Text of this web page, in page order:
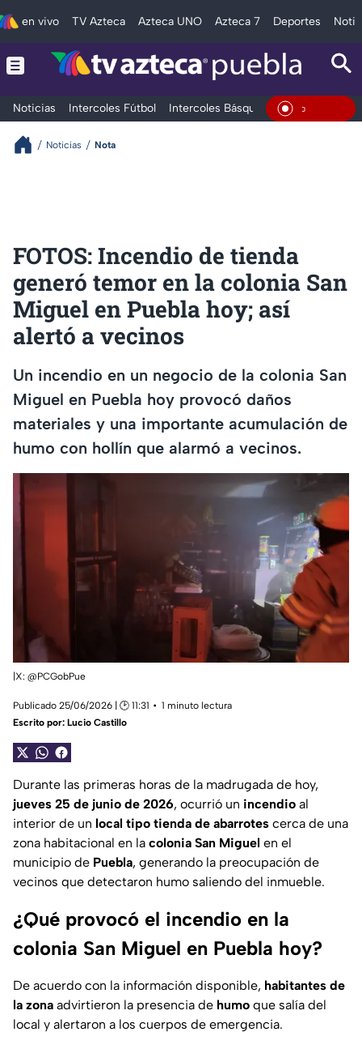
en vivo TV Azteca Azteca UNO Azteca 7 Deportes
Noticias Intercoles Fútbol Intercoles Básquetbol DeportesEn Vivo
Noticias Nota
FOTOS: Incendio de tienda
generó temor en la colonia San
Miguel en Puebla hoy; así
alertó a vecinos
Un incendio en un negocio de la colonia San
Miguel en Puebla hoy provocó daños
materiales y una importante acumulación de
humo con hollín que alarmó a vecinos.
|X: @PCGobPue
Publicado 25/06/2026 | 🕑 11:31
1 minuto lectura
Escrito por: Lucio Castillo
Durante las primeras horas de la madrugada de hoy,
jueves 25 de junio de 2026, ocurrió un incendio al
interior de un local tipo tienda de abarrotes cerca de una
zona habitacional en la colonia San Miguel en el
municipio de Puebla, generando la preocupación de
vecinos que detectaron humo saliendo del inmueble.
¿Qué provocó el incendio en la
colonia San Miguel en Puebla hoy?
De acuerdo con la información disponible, habitantes de
la zona advirtieron la presencia de humo que salía del
local y alertaron a los cuerpos de emergencia.